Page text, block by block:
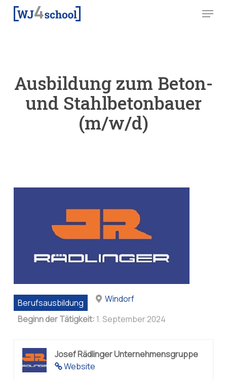
Skip
Menu
Ausbildung zum Beton-
und Stahlbetonbauer
(m/w/d)
Berufsausbildung
Windorf
Beginn der Tätigkeit: 1. September 2024
Website
Josef Rädlinger Unternehmensgruppe